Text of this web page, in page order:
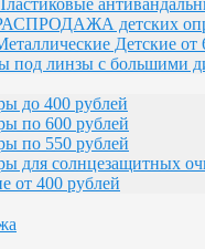
от 400 рублейдетских
Детские от
под линзы с большими
до 400 рублей
по 600 рублей
по 550 рублей
для солнцезащитных
от 400 рублей